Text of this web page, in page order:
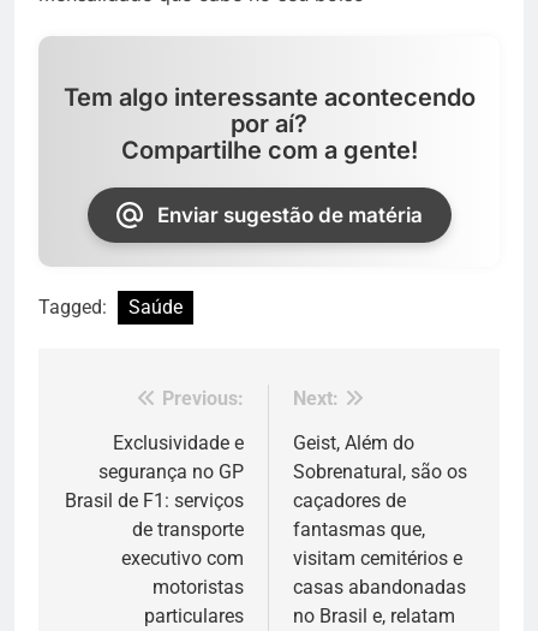
Tem algo interessante acontecendo
por aí?
Compartilhe com a gente!
Enviar sugestão de matéria
Tagged: Saúde
Navegação
Post
Previous:
Exclusividade e
segurança no GP
Brasil de F1: serviços
de transporte
executivo com
motoristas
particulares
Next:
Geist, Além do
Sobrenatural, são os
caçadores de
fantasmas que,
visitam cemitérios e
casas abandonadas
no Brasil e, relatam